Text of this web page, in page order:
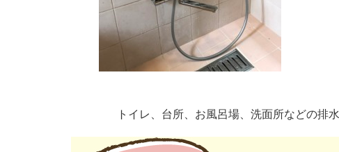
トイレ、台所、お風呂場、洗面所などの排